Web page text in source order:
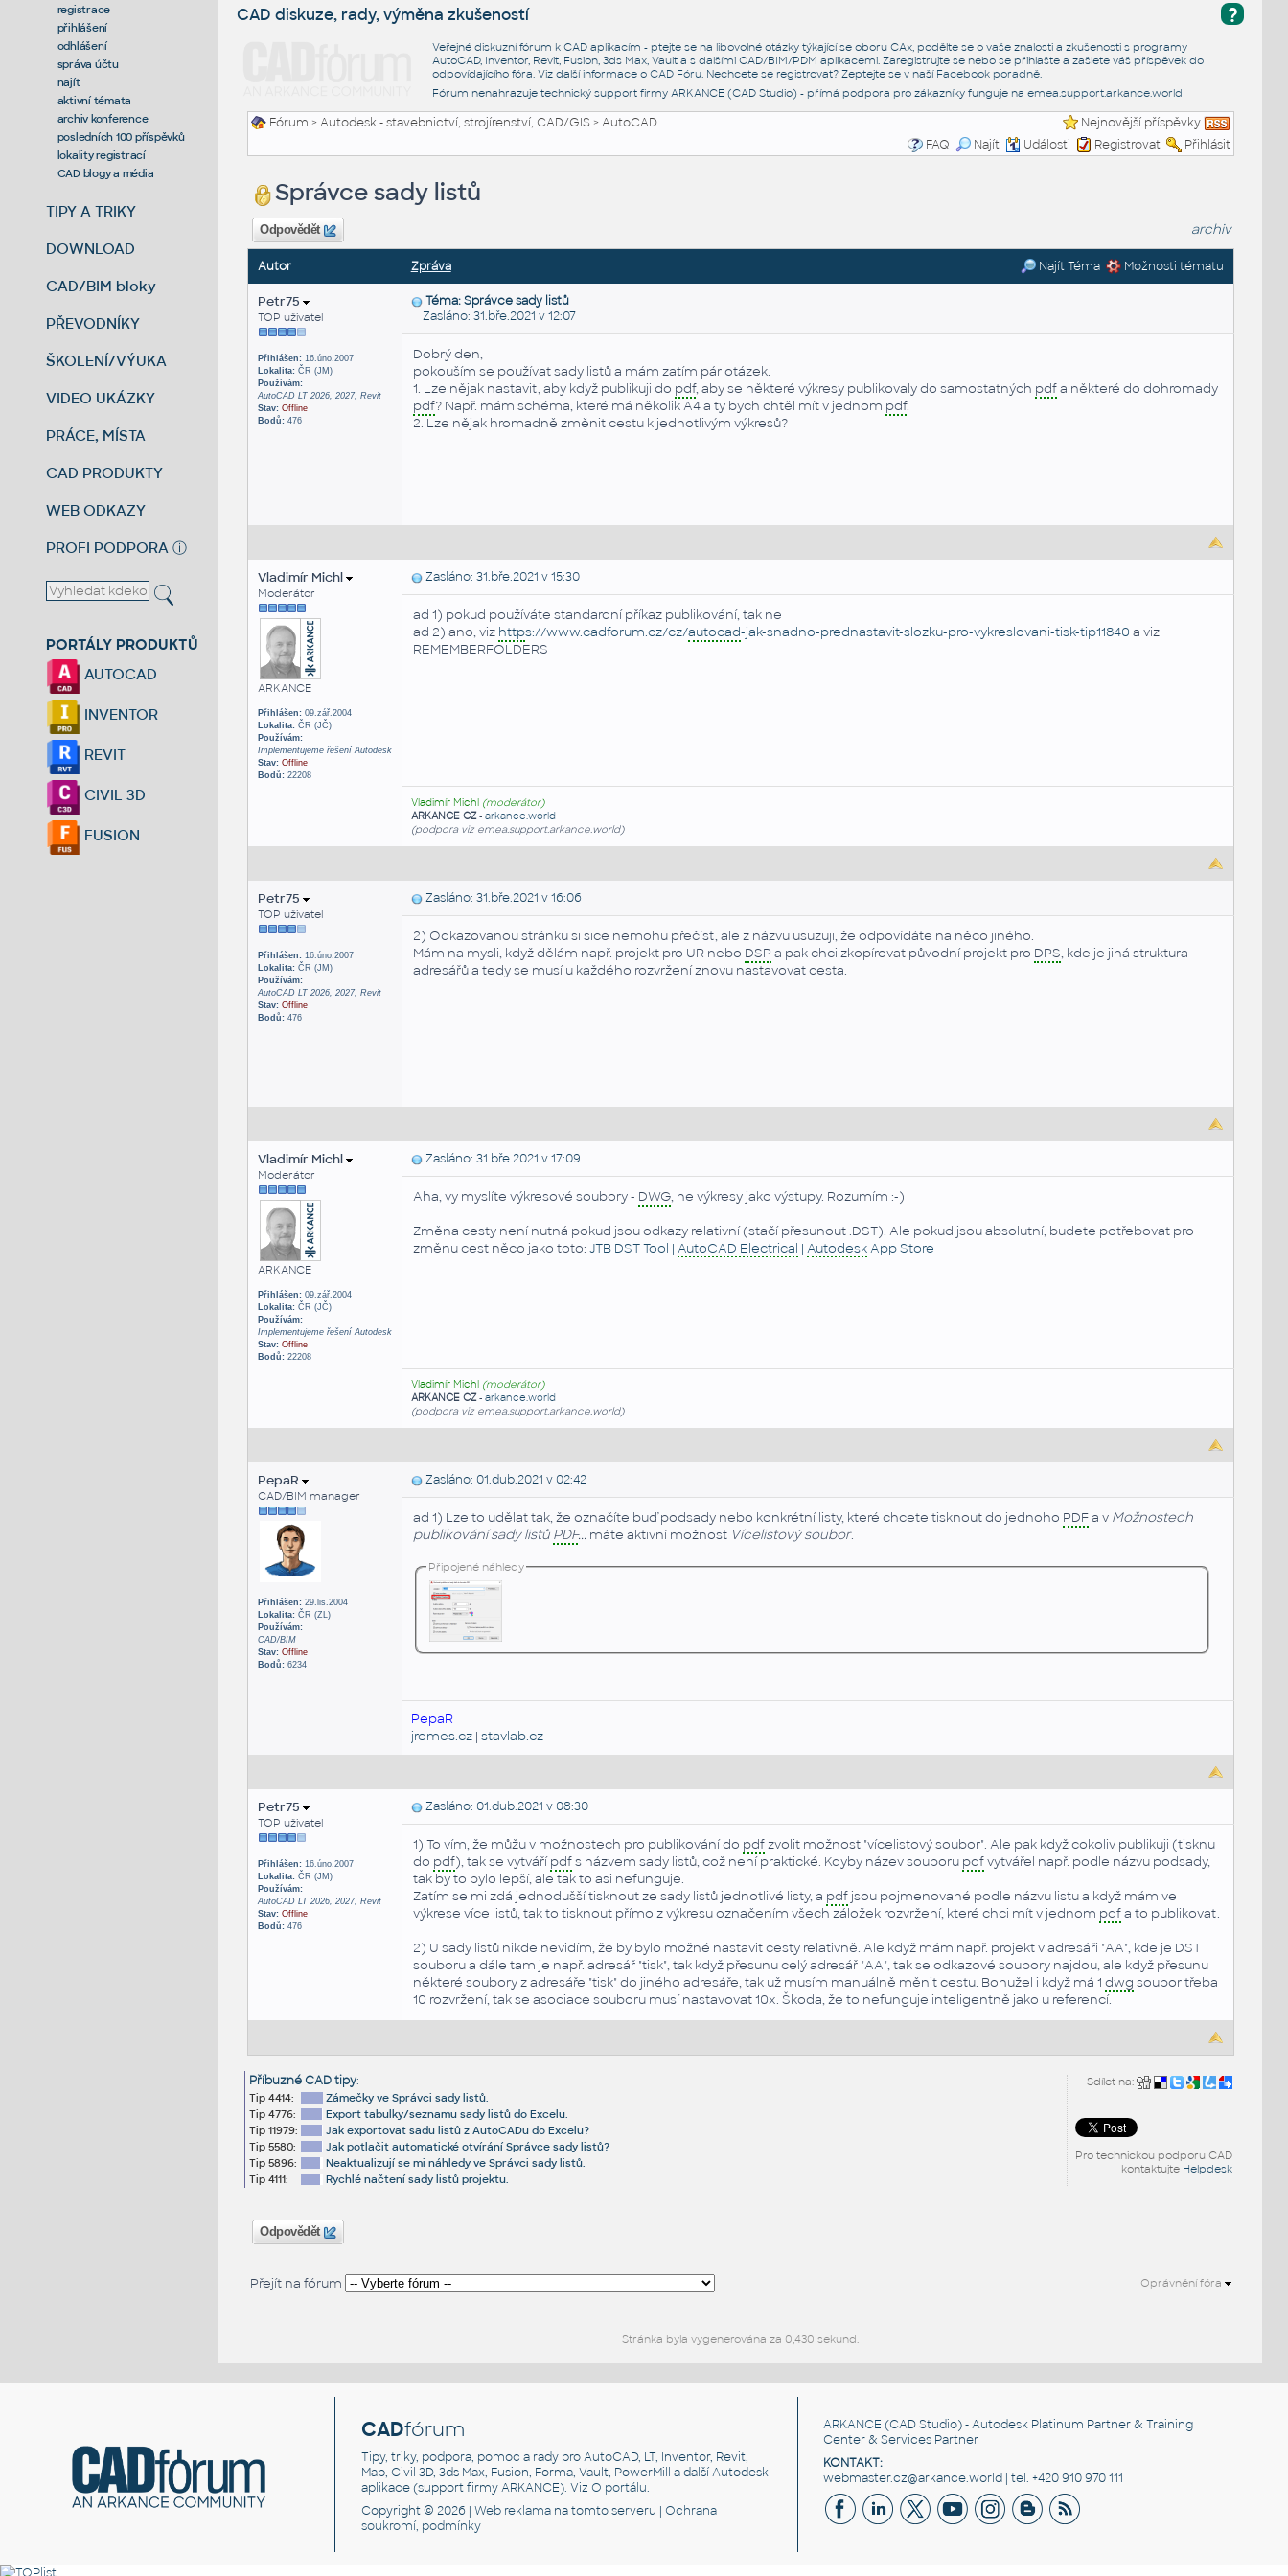
registrace
přihlášení
odhlášení
správa účtu
najít
aktivní témata
archiv konference
posledních 100 příspěvků
lokality registrací
CAD blogy a média
TIPY A TRIKY
DOWNLOAD
CAD/BIM bloky
PŘEVODNÍKY
ŠKOLENÍ/VÝUKA
VIDEO UKÁZKY
PRÁCE, MÍSTA
CAD PRODUKTY
WEB ODKAZY
PROFI PODPORA ⓘ
PORTÁLY PRODUKTŮ
AUTOCAD
INVENTOR
REVIT
CIVIL 3D
FUSION
?
CAD diskuze, rady, výměna zkušeností
Veřejné diskuzní fórum k CAD aplikacím - ptejte se na libovolné otázky týkající se oboru CAx, podělte se o vaše znalosti a zkušenosti s programy
AutoCAD, Inventor, Revit, Fusion, 3ds Max, Vault a s dalšími CAD/BIM/PDM aplikacemi. Zaregistrujte se nebo se přihlašte a zašlete váš příspěvek do
odpovídajícího fóra. Viz další informace o CAD Fóru. Nechcete se registrovat? Zeptejte se v naší Facebook poradně.
Fórum nenahrazuje technický support firmy ARKANCE (CAD Studio) - přímá podpora pro zákazníky funguje na emea.support.arkance.world
Fórum >Autodesk - stavebnictví, strojírenství, CAD/GIS>AutoCAD
Nejnovější příspěvky
FAQ
Najít Události Registrovat Přihlásit
Správce sady listů
Odpovědět archiv
Autor Zpráva Najít Téma Možnosti tématu
Petr75
TOP uživatel
Přihlášen:16.úno.2007
Lokalita:ČR (JM)
Používám:
AutoCAD LT 2026, 2027, Revit
Stav: Offline
Bodů:476
Téma: Správce sady listů
Zasláno: 31.bře.2021 v 12:07
Dobrý den,
pokouším se používat sady listů a mám zatím pár otázek.
1. Lze nějak nastavit, aby když publikuji do pdf, aby se některé výkresy publikovaly do samostatných pdfa některé do dohromady
pdf? Např. mám schéma, které má několik A4 a ty bych chtěl mít v jednom pdf.
2. Lze nějak hromadně změnit cestu k jednotlivým výkresů?
Vladimír Michl
Moderátor
ARKANCE
Přihlášen:09.zář.2004
Lokalita:ČR (JČ)
Používám:
Implementujeme řešení Autodesk
Stav: Offline
Bodů:22208
Zasláno: 31.bře.2021 v 15:30
ad 1) pokud používáte standardní příkaz publikování, tak ne
ad 2) ano, viz https://www.cadforum.cz/cz/autocad-jak-snadno-prednastavit-slozku-pro-vykreslovani-tisk-tip11840 a viz
REMEMBERFOLDERS
Vladimír Michl (moderátor)
ARKANCE CZ- arkance.world
(podpora viz emea.support.arkance.world)
Petr75
TOP uživatel
Přihlášen:16.úno.2007
Lokalita:ČR (JM)
Používám:
AutoCAD LT 2026, 2027, Revit
Stav: Offline
Bodů:476
Zasláno: 31.bře.2021 v 16:06
2) Odkazovanou stránku si sice nemohu přečíst, ale z názvu usuzuji, že odpovídáte na něco jiného.
Mám na mysli, když dělám např. projekt pro UR nebo DSP a pak chci zkopírovat původní projekt pro DPS, kde je jiná struktura
adresářů a tedy se musí u každého rozvržení znovu nastavovat cesta.
Vladimír Michl
Moderátor
ARKANCE
Přihlášen:09.zář.2004
Lokalita:ČR (JČ)
Používám:
Implementujeme řešení Autodesk
Stav: Offline
Bodů:22208
Zasláno: 31.bře.2021 v 17:09
Aha, vy myslíte výkresové soubory - DWG, ne výkresy jako výstupy. Rozumím :-)
Změna cesty není nutná pokud jsou odkazy relativní (stačí přesunout .DST). Ale pokud jsou absolutní, budete potřebovat pro
změnu cest něco jako toto: JTB DST Tool | AutoCAD Electrical | AutodeskApp Store
Vladimír Michl (moderátor)
ARKANCE CZ- arkance.world
(podpora viz emea.support.arkance.world)
PepaR
CAD/BIM manager
Přihlášen:29.lis.2004
Lokalita:ČR (ZL)
Používám:
CAD/BIM
Stav: Offline
Bodů:6234
Zasláno: 01.dub.2021 v 02:42
ad 1) Lze to udělat tak, že označíte buď podsady nebo konkrétní listy, které chcete tisknout do jednoho PDFa v Možnostech
publikování sady listů PDF...máte aktivní možnost Vícelistový soubor.
Připojené náhledy
PepaR
jremes.cz| stavlab.cz
Petr75
TOP uživatel
Přihlášen:16.úno.2007
Lokalita:ČR (JM)
Používám:
AutoCAD LT 2026, 2027, Revit
Stav: Offline
Bodů:476
Zasláno: 01.dub.2021 v 08:30
1) To vím, že můžu v možnostech pro publikování do pdfzvolit možnost "vícelistový soubor". Ale pak když cokoliv publikuji (tisknu
do pdf), tak se vytvářípdfs názvem sady listů, což není praktické. Kdyby název souboru pdfvytvářel např. podle názvu podsady,
tak by to bylo lepší, ale tak to asi nefunguje.
Zatím se mi zdá jednodušší tisknout ze sady listů jednotlivé listy, a pdfjsou pojmenované podle názvu listu a když mám ve
výkrese více listů, tak to tisknout přímo z výkresu označením všech záložek rozvržení, které chci mít v jednom pdfa to publikovat.
2) U sady listů nikde nevidím, že by bylo možné nastavit cesty relativně. Ale když mám např. projekt v adresáři "AA", kde je DST
souboru a dále tam je např. adresář "tisk", tak když přesunu celý adresář "AA", tak se odkazové soubory najdou, ale když přesunu
některé soubory z adresáře "tisk" do jiného adresáře, tak už musím manuálně měnit cestu. Bohužel i když má 1 dwg soubor třeba
10 rozvržení, tak se asociace souboru musí nastavovat 10x. Škoda, že to nefunguje inteligentně jako u referencí.
Sdílet na:
Pro technickou podporu CAD
kontaktujte Helpdesk
Příbuzné CAD tipy:
Tip 4414:
Zámečky ve Správci sady listů.
Tip 4776:
Export tabulky/seznamu sady listů do Excelu.
Tip 11979:
Jak exportovat sadu listů z AutoCADu do Excelu?
Tip 5580:
Jak potlačit automatické otvírání Správce sady listů?
Tip 5896:
Neaktualizují se mi náhledy ve Správci sady listů.
Tip 4111:
Rychlé načtení sady listů projektu.
Odpovědět
Přejít na fórum Oprávnění fóra
Stránka byla vygenerována za 0,430 sekund.
CADfórum
Tipy, triky, podpora, pomoc a rady pro AutoCAD, LT, Inventor, Revit,
Map, Civil 3D, 3ds Max, Fusion, Forma, Vault, PowerMill a další Autodesk
aplikace (support firmy ARKANCE). VizO portálu.
Copyright © 2026 |Web reklama na tomto serveru |Ochrana
soukromí, podmínky
ARKANCE (CAD Studio) - Autodesk Platinum Partner & Training
Center & Services Partner
KONTAKT:
webmaster.cz@arkance.world | tel. +420 910 970 111